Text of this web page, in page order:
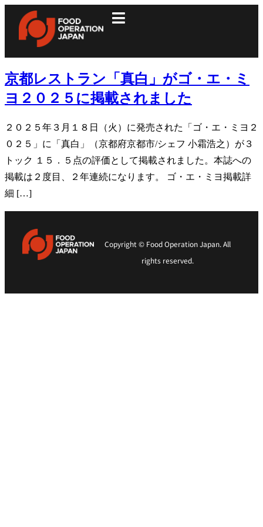
京都レストラン「真白」がゴ・エ・ミ
ヨ２０２５に掲載されました
２０２５年３月１８日（火）に発売された「ゴ・エ・ミヨ２
０２５」に「真白」（京都府京都市/シェフ 小霜浩之）が３
トック １５．５点の評価として掲載されました。本誌への
掲載は２度目、２年連続になります。 ゴ・エ・ミヨ掲載詳
細 […]
Copyright © Food Operation Japan. All
rights reserved.